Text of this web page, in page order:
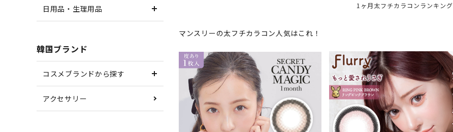
日用品・生理用品
韓国ブランド
コスメブランドから探す
アクセサリー
1ヶ月太フチカラコンランキング
マンスリーの太フチカラコン人気はこれ！